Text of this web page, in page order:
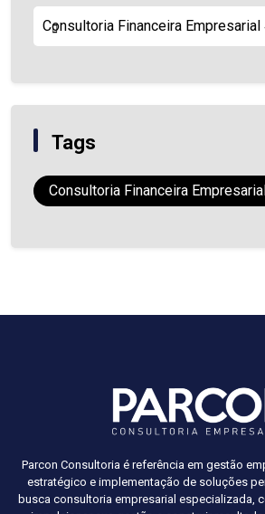
Consultoria Financeira Empresarial
Tags
Consultoria Financeira Empresarial
Parcon Consultoria é referência em gestão
estratégico e implementação de soluções
busca consultoria empresarial especializada,